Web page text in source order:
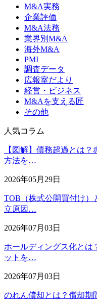
M&A実務
企業評価
M&A法務
業界別M&A
海外M&A
PMI
調査データ
広報室だより
経営・ビジネス
M&Aを支える匠
その他
人気コラム
【図解】債務超過とは
方法を…
2026年05月29日
TOB（株式公開買付け）
立原因…
2026年07月03日
ホールディングス化とは
ットを…
2026年07月03日
のれん償却とは？償却期